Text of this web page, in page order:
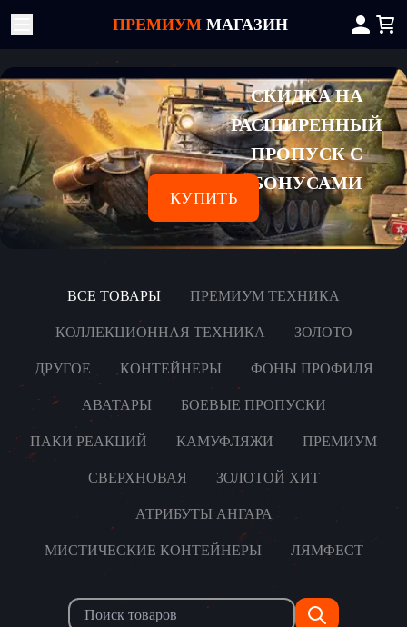
ПРЕМИУМ МАГАЗИН
СКИДКА НА
РАСШИРЕННЫЙ
ПРОПУСК С
БОНУСАМИ
КУПИТЬ
ВСЕ ТОВАРЫ ПРЕМИУМ ТЕХНИКА
КОЛЛЕКЦИОННАЯ ТЕХНИКА ЗОЛОТО
ДРУГОЕ КОНТЕЙНЕРЫ ФОНЫ ПРОФИЛЯ
АВАТАРЫ БОЕВЫЕ ПРОПУСКИ
ПАКИ РЕАКЦИЙ КАМУФЛЯЖИ ПРЕМИУМ
СВЕРХНОВАЯ ЗОЛОТОЙ ХИТ
АТРИБУТЫ АНГАРА
МИСТИЧЕСКИЕ КОНТЕЙНЕРЫ ЛЯМФЕСТ